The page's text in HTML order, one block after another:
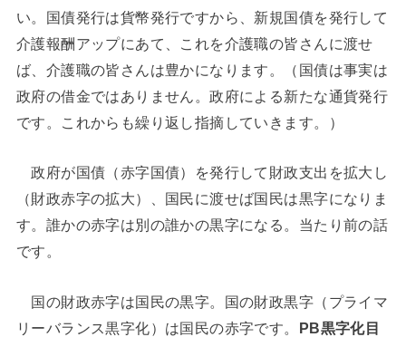
い。国債発行は貨幣発行ですから、新規国債を発行して
介護報酬アップにあて、これを介護職の皆さんに渡せ
ば、介護職の皆さんは豊かになります。（国債は事実は
政府の借金ではありません。政府による新たな通貨発行
です。これからも繰り返し指摘していきます。）
政府が国債（赤字国債）を発行して財政支出を拡大し
（財政赤字の拡大）、国民に渡せば国民は黒字になりま
す。誰かの赤字は別の誰かの黒字になる。当たり前の話
です。
国の財政赤字は国民の黒字。国の財政黒字（プライマ
リーバランス黒字化）は国民の赤字です。 PB黒字化目